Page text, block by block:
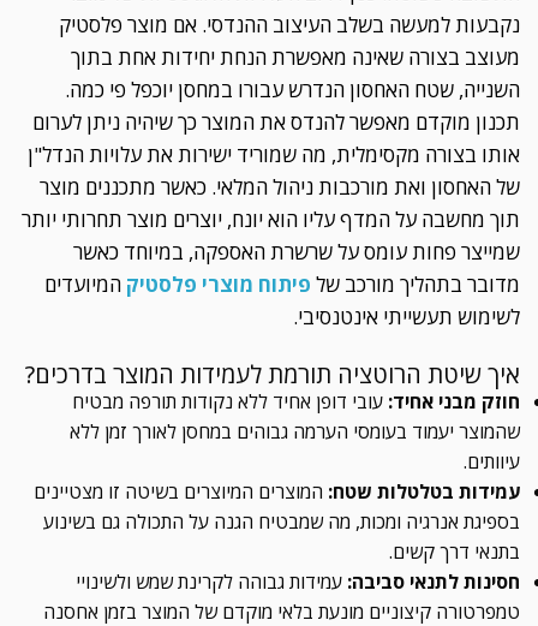
נקבעות למעשה בשלב העיצוב ההנדסי. אם מוצר פלסטיק
מעוצב בצורה שאינה מאפשרת הנחת יחידות אחת בתוך
השנייה, שטח האחסון הנדרש עבורו במחסן יוכפל פי כמה.
תכנון מוקדם מאפשר להנדס את המוצר כך שיהיה ניתן לערום
אותו בצורה מקסימלית, מה שמוריד ישירות את עלויות הנדל"ן
של האחסון ואת מורכבות ניהול המלאי. כאשר מתכננים מוצר
תוך מחשבה על המדף עליו הוא יונח, יוצרים מוצר תחרותי יותר
שמייצר פחות עומס על שרשרת האספקה, במיוחד כאשר
מדובר בתהליך מורכב של פיתוח מוצרי פלסטיק המיועדים
לשימוש תעשייתי אינטנסיבי.
איך שיטת הרוטציה תורמת לעמידות המוצר בדרכים?
חוזק מבני אחיד: עובי דופן אחיד ללא נקודות תורפה מבטיח
שהמוצר יעמוד בעומסי הערמה גבוהים במחסן לאורך זמן ללא
עיוותים.
עמידות בטלטלות שטח: המוצרים המיוצרים בשיטה זו מצטיינים
בספיגת אנרגיה ומכות, מה שמבטיח הגנה על התכולה גם בשינוע
בתנאי דרך קשים.
חסינות לתנאי סביבה: עמידות גבוהה לקרינת שמש ולשינויי
טמפרטורה קיצוניים מונעת בלאי מוקדם של המוצר בזמן אחסנה